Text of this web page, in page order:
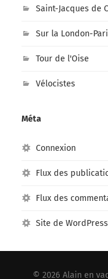
Saint-Jacques de
Sur la London-
Tour de l'Oise
Vélocistes
Méta
Connexion
Flux des
Flux des
Site de
© 2026 Alain en